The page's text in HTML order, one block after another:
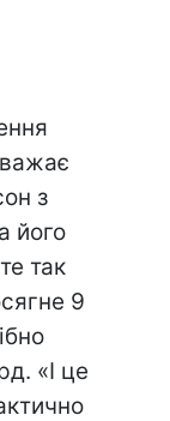
з
його
так
9
«І це